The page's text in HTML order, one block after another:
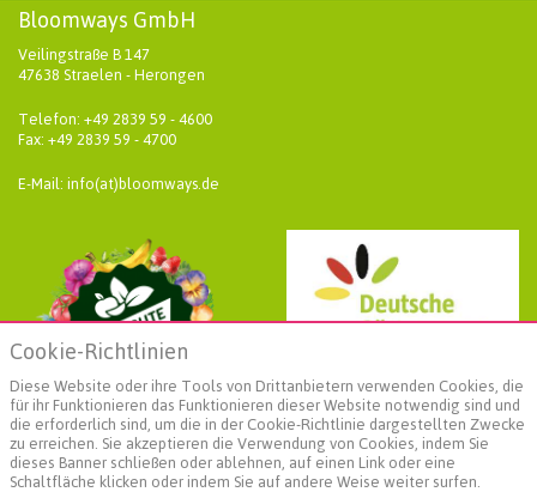
Bloomways GmbH
Veilingstraße B 147
47638 Straelen - Herongen
Telefon: +49 2839 59 - 4600
Fax: +49 2839 59 - 4700
E-Mail: info(at)bloomways.de
Weiterführende Informationen
Cookie-Richtlinien
Diese Website oder ihre Tools von Drittanbietern verwenden Cookies, die
für ihr Funktionieren das Funktionieren dieser Website notwendig sind und
die erforderlich sind, um die in der Cookie-Richtlinie dargestellten Zwecke
zu erreichen. Sie akzeptieren die Verwendung von Cookies, indem Sie
dieses Banner schließen oder ablehnen, auf einen Link oder eine
Schaltfläche klicken oder indem Sie auf andere Weise weiter surfen.